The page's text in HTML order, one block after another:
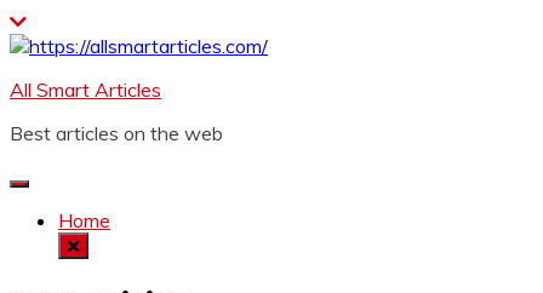
Skip
to
All Smart Articles
Best articles on the web
Home